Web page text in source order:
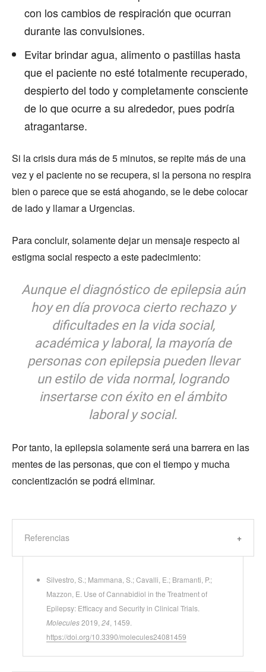
con los cambios de respiración que ocurran
durante las convulsiones.
Evitar brindar agua, alimento o pastillas hasta
que el paciente no esté totalmente recuperado,
despierto del todo y completamente consciente
de lo que ocurre a su alrededor, pues podría
atragantarse.
Si la crisis dura más de 5 minutos, se repite más de una
vez y el paciente no se recupera, si la persona no respira
bien o parece que se está ahogando, se le debe colocar
de lado y llamar a Urgencias.
Para concluir, solamente dejar un mensaje respecto al
estigma social respecto a este padecimiento:
Aunque el diagnóstico de epilepsia aún
hoy en día provoca cierto rechazo y
dificultades en la vida social,
académica y laboral, la mayoría de
personas con epilepsia pueden llevar
un estilo de vida normal, logrando
insertarse con éxito en el ámbito
laboral y social.
Por tanto, la epilepsia solamente será una barrera en las
mentes de las personas, que con el tiempo y mucha
concientización se podrá eliminar.
Referencias
Silvestro, S.; Mammana, S.; Cavalli, E.; Bramanti, P.;
Mazzon, E. Use of Cannabidiol in the Treatment of
Epilepsy: Efficacy and Security in Clinical Trials.
Molecules2019, 24 , 1459.
https://doi.org/10.3390/molecules24081459